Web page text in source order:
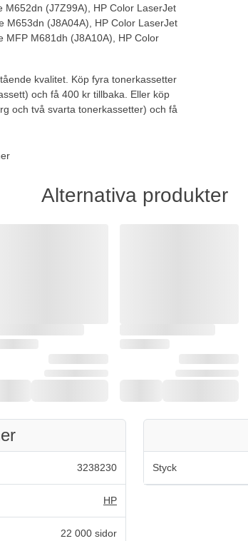
M652dn (J7Z99A), HP Color LaserJet
M653dn (J8A04A), HP Color LaserJet
MFP M681dh (J8A10A), HP Color
kvalitet. Köp fyra tonerkassetter
och få 400 kr tillbaka. Eller köp
och två svarta tonerkassetter) och få
Alternativa produkter
3238230
HP
22 000 sidor
Styck